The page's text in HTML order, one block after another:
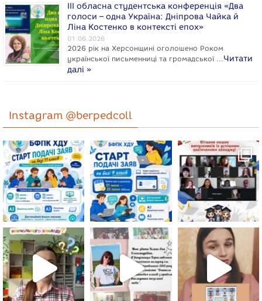
ІІІ обласна студентська конференція «Два
голоси – одна Україна: Дніпрова Чайка й
Ліна Костенко в контексті епох»
01.06.2026
2026 рік на Херсонщині оголошено Роком
укpaїнcької письменниці та громадської … Читати
далі »
Instagram @berpedcoll